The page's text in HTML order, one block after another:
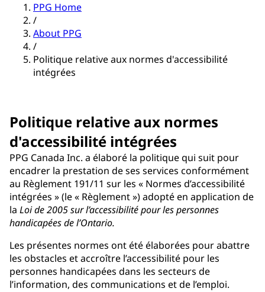
PPG Home
/
About PPG
/
Politique relative aux normes d'accessibilité
intégrées
Politique relative aux normes
d'accessibilité intégrées
PPG Canada Inc. a élaboré la politique qui suit pour
encadrer la prestation de ses services conformément
au Règlement 191/11 sur les « Normes d’accessibilité
intégrées » (le « Règlement ») adopté en application de
la Loi de 2005 sur l’accessibilité pour les personnes
handicapées de l’Ontario.
Les présentes normes ont été élaborées pour abattre
les obstacles et accroître l’accessibilité pour les
personnes handicapées dans les secteurs de
l’information, des communications et de l’emploi.